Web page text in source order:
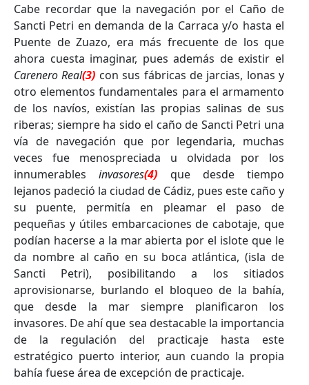
Cabe recordar que la navegación por el Caño de
Sancti Petri en demanda de la Carraca y/o hasta el
Puente de Zuazo, era más frecuente de los que
ahora cuesta imaginar, pues además de existir el
Carenero Real(3) con sus fábricas de jarcias, lonas y
otro elementos fundamentales para el armamento
de los navíos, existían las propias salinas de sus
riberas; siempre ha sido el caño de Sancti Petri una
vía de navegación que por legendaria, muchas
veces fue menospreciada u olvidada por los
innumerablesinvasores(4) que desde tiempo
lejanos padeció la ciudad de Cádiz, pues este caño y
su puente, permitía en pleamar el paso de
pequeñas y útiles embarcaciones de cabotaje, que
podían hacerse a la mar abierta por el islote que le
da nombre al caño en su boca atlántica, (isla de
Sancti Petri), posibilitando a los sitiados
aprovisionarse, burlando el bloqueo de la bahía,
que desde la mar siempre planificaron los
invasores. De ahí que sea destacable la importancia
de la regulación del practicaje hasta este
estratégico puerto interior, aun cuando la propia
bahía fuese área de excepción de practicaje.